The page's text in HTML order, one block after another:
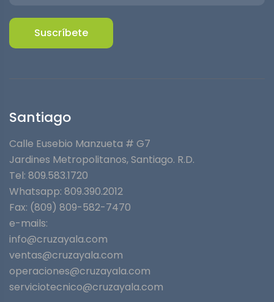
Suscríbete
Santiago
Calle Eusebio Manzueta # G7
Jardines Metropolitanos⁣, Santiago. R.D.
Tel: 809.583.1720
Whatsapp: 809.390.2012
Fax: (809) 809-582-7470
e-mails:
info@cruzayala.com
ventas@cruzayala.com
operaciones@cruzayala.com
serviciotecnico@cruzayala.com